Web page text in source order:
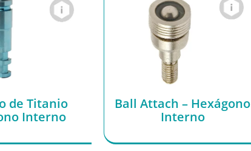
de Titanio
Interno
Ball Attach – Hexágono
Interno